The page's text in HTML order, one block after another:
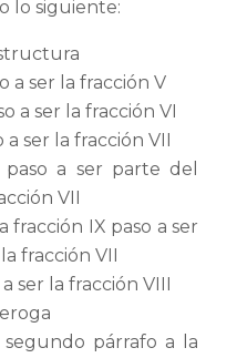
lo siguiente:
a ser la fracción V
a ser la fracción VI
a ser la fracción VII
a ser parte del
VII
fracción IX paso a ser
fracción VII
ser la fracción VIII
párrafo a la